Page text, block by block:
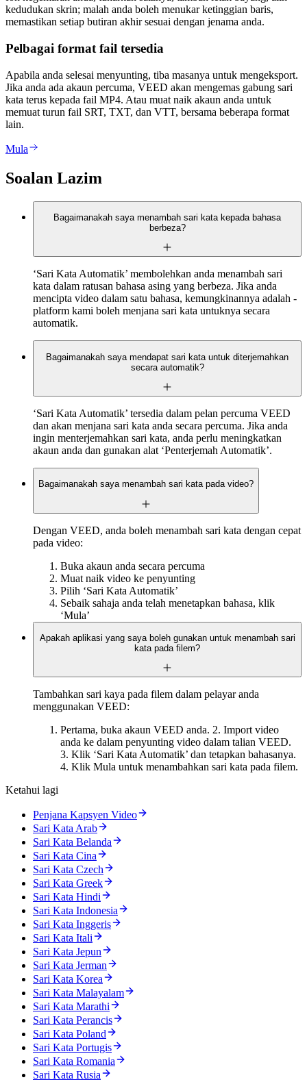
kedudukan skrin; malah anda boleh menukar ketinggian baris,
memastikan setiap butiran akhir sesuai dengan jenama anda.
Pelbagai format fail tersedia
Apabila anda selesai menyunting, tiba masanya untuk mengeksport.
Jika anda ada akaun percuma, VEED akan mengemas gabung sari
kata terus kepada fail MP4. Atau muat naik akaun anda untuk
memuat turun fail SRT, TXT, dan VTT, bersama beberapa format
lain.
Mula
Soalan Lazim
Bagaimanakah saya menambah sari kata kepada bahasa
berbeza?
‘Sari Kata Automatik’ membolehkan anda menambah sari
kata dalam ratusan bahasa asing yang berbeza. Jika anda
mencipta video dalam satu bahasa, kemungkinannya adalah -
platform kami boleh menjana sari kata untuknya secara
automatik.
Bagaimanakah saya mendapat sari kata untuk diterjemahkan
secara automatik?
‘Sari Kata Automatik’ tersedia dalam pelan percuma VEED
dan akan menjana sari kata anda secara percuma. Jika anda
ingin menterjemahkan sari kata, anda perlu meningkatkan
akaun anda dan gunakan alat ‘Penterjemah Automatik’.
Bagaimanakah saya menambah sari kata pada video?
Dengan VEED, anda boleh menambah sari kata dengan cepat
pada video:
Buka akaun anda secara percuma
Muat naik video ke penyunting
Pilih ‘Sari Kata Automatik’
Sebaik sahaja anda telah menetapkan bahasa, klik
‘Mula’
Apakah aplikasi yang saya boleh gunakan untuk menambah sari
kata pada filem?
Tambahkan sari kaya pada filem dalam pelayar anda
menggunakan VEED:
Pertama, buka akaun VEED anda. 2. Import video
anda ke dalam penyunting video dalam talian VEED.
3. Klik ‘Sari Kata Automatik’ dan tetapkan bahasanya.
4. Klik Mula untuk menambahkan sari kata pada filem.
Ketahui lagi
Penjana Kapsyen Video
Sari Kata Arab
Sari Kata Belanda
Sari Kata Cina
Sari Kata Czech
Sari Kata Greek
Sari Kata Hindi
Sari Kata Indonesia
Sari Kata Inggeris
Sari Kata Itali
Sari Kata Jepun
Sari Kata Jerman
Sari Kata Korea
Sari Kata Malayalam
Sari Kata Marathi
Sari Kata Perancis
Sari Kata Poland
Sari Kata Portugis
Sari Kata Romania
Sari Kata Rusia